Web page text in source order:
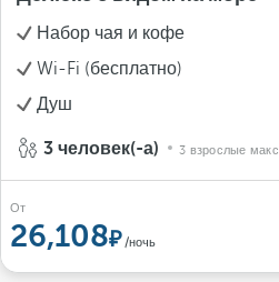
Набор чая и кофе
Wi-Fi (бесплатно)
Душ
3 человек(-а) 3 взрослые макс.
От
26,108 /ночь